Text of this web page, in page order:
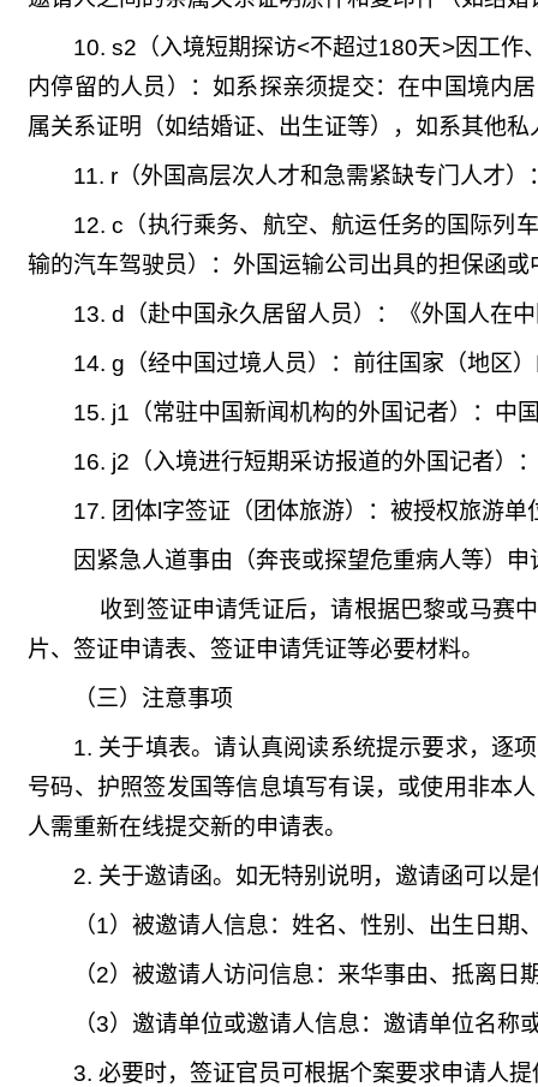
10. s2（入境短期探访<不超过180天>因工作
内停留的人员）：如系探亲须提交：在中国境内
属关系证明（如结婚证、出生证等），如系其他
11. r（外国高层次人才和急需紧缺专门人才
12. c（执行乘务、航空、航运任务的国际列
输的汽车驾驶员）：外国运输公司出具的担保函
13. d（赴中国永久居留人员）：《外国人在
14. g（经中国过境人员）：前往国家（地区
15. j1（常驻中国新闻机构的外国记者）：中
16. j2（入境进行短期采访报道的外国记者）
17. 团体l字签证（团体旅游）：被授权旅游
因紧急人道事由（奔丧或探望危重病人等）
收到签证申请凭证后，请根据巴黎或马赛
片、签证申请表、签证申请凭证等必要材料。
（三）注意事项
1. 关于填表。请认真阅读系统提示要求，逐
号码、护照签发国等信息填写有误，或使用非本
人需重新在线提交新的申请表。
2. 关于邀请函。如无特别说明，邀请函可以
（1）被邀请人信息：姓名、性别、出生日期
（2）被邀请人访问信息：来华事由、抵离
（3）邀请单位或邀请人信息：邀请单位名
3. 必要时，签证官员可根据个案要求申请人